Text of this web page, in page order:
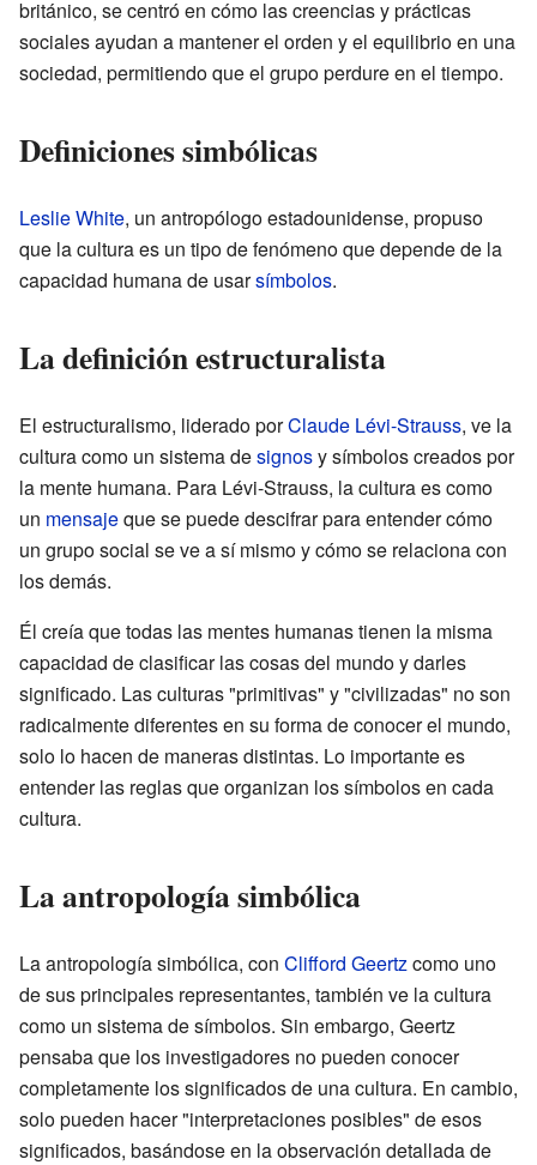
británico, se centró en cómo las creencias y prácticas
sociales ayudan a mantener el orden y el equilibrio en una
sociedad, permitiendo que el grupo perdure en el tiempo.
Definiciones simbólicas
Leslie White, un antropólogo estadounidense, propuso
que la cultura es un tipo de fenómeno que depende de la
capacidad humana de usarsímbolos.
La definición estructuralista
El estructuralismo, liderado porClaude Lévi-Strauss, ve la
cultura como un sistema designosy símbolos creados por
la mente humana. Para Lévi-Strauss, la cultura es como
un mensajeque se puede descifrar para entender cómo
un grupo social se ve a sí mismo y cómo se relaciona con
los demás.
Él creía que todas las mentes humanas tienen la misma
capacidad de clasificar las cosas del mundo y darles
significado. Las culturas "primitivas" y "civilizadas" no son
radicalmente diferentes en su forma de conocer el mundo,
solo lo hacen de maneras distintas. Lo importante es
entender las reglas que organizan los símbolos en cada
cultura.
La antropología simbólica
La antropología simbólica, con Clifford Geertzcomo uno
de sus principales representantes, también ve la cultura
como un sistema de símbolos. Sin embargo, Geertz
pensaba que los investigadores no pueden conocer
completamente los significados de una cultura. En cambio,
solo pueden hacer "interpretaciones posibles" de esos
significados, basándose en la observación detallada de